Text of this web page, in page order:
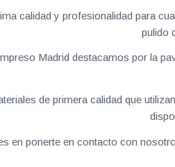
calidad y profesionalidad para
pulido
Madrid destacamos por la
de primera calidad que
en ponerte en contacto con